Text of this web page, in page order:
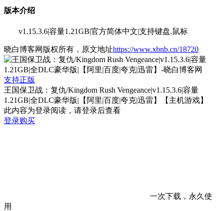
版本介绍
v1.15.3.6|容量1.21GB|官方简体中文|支持键盘.鼠标
晓白博客网版权所有，原文地址https://www.xbnb.cn/18720
支持正版
王国保卫战：复仇/Kingdom Rush Vengeance|v1.15.3.6|容量
1.21GB|全DLC豪华版|【阿里|百度|夸克|迅雷】【主机游戏】
此内容为登录阅读，请登录后查看
登录购买
一次下载，永久使
用